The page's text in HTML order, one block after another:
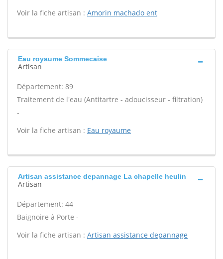
Voir la fiche artisan : Amorin machado ent
Eau royaume Sommecaise
Artisan
Département: 89
Traitement de l'eau (Antitartre - adoucisseur - filtration)
-
Voir la fiche artisan : Eau royaume
Artisan assistance depannage La chapelle heulin
Artisan
Département: 44
Baignoire à Porte -
Voir la fiche artisan : Artisan assistance depannage